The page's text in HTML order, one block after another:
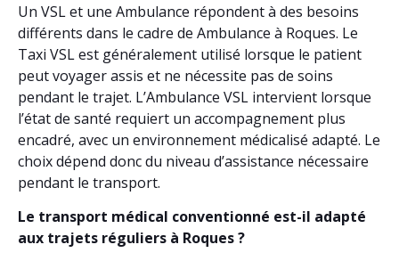
Un VSL et une Ambulance répondent à des besoins
différents dans le cadre de Ambulance à Roques. Le
Taxi VSL est généralement utilisé lorsque le patient
peut voyager assis et ne nécessite pas de soins
pendant le trajet. L’Ambulance VSL intervient lorsque
l’état de santé requiert un accompagnement plus
encadré, avec un environnement médicalisé adapté. Le
choix dépend donc du niveau d’assistance nécessaire
pendant le transport.
Le transport médical conventionné est-il adapté
aux trajets réguliers à Roques ?